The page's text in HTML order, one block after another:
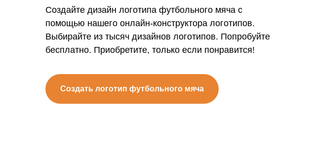
Создайте дизайн логотипа футбольного мяча с
помощью нашего онлайн-конструктора логотипов.
Выбирайте из тысяч дизайнов логотипов. Попробуйте
бесплатно. Приобретите, только если понравится!
Создать логотип футбольного мяча